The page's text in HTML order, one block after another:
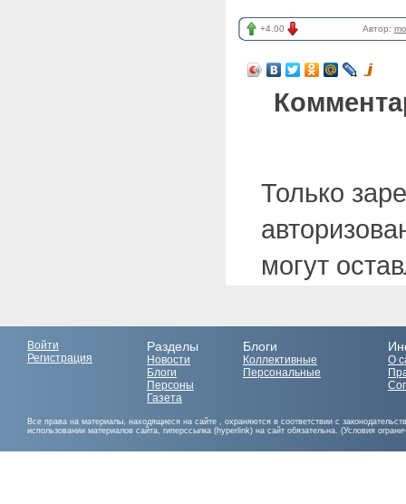
+4.00 Автор:
Только
могут
Войти
Регистрация
Разделы
Новости
Блоги
Персоны
Газета
Блоги
Коллективные
Персональные
О
Все права на материалы, находящиеся на сайте , охраняются в соответствии с
использовании материалов сайта, гиперссылка (hyperlink) на сайт обязательна. (Условия